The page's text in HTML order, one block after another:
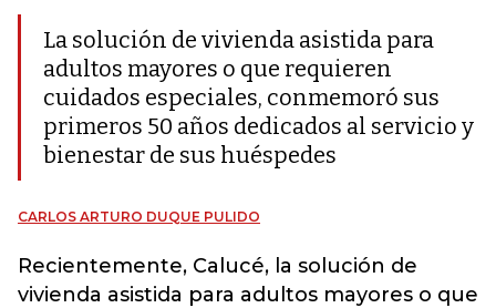
La solución de vivienda asistida para
adultos mayores o que requieren
cuidados especiales, conmemoró sus
primeros 50 años dedicados al servicio y
bienestar de sus huéspedes
CARLOS ARTURO DUQUE PULIDO
Recientemente, Calucé, la solución de
vivienda asistida para adultos mayores o que